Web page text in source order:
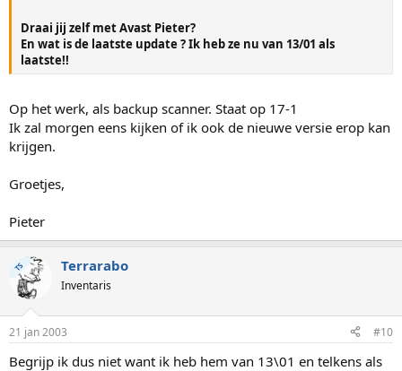
Draai jij zelf met Avast Pieter?
En wat is de laatste update ? Ik heb ze nu van 13/01 als
laatste!!
Op het werk, als backup scanner. Staat op 17-1
Ik zal morgen eens kijken of ik ook de nieuwe versie erop kan
krijgen.
Groetjes,
Pieter
TS Terrarabo
Inventaris
21 jan 2003 #10
Begrijp ik dus niet want ik heb hem van 13\01 en telkens als